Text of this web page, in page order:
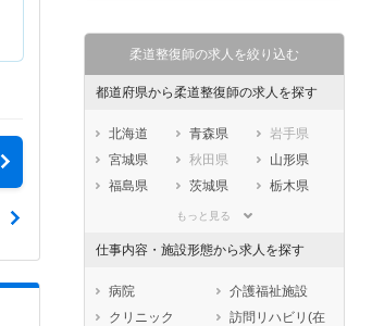
柔道整復師の求人を絞り込む
都道府県から柔道整復師の求人を探す
北海道 青森県
岩手県
宮城県
秋田県
山形県
福島県
茨城県
栃木県
埼玉県
石川県
福井県
岐阜県
静岡県
愛知県
三重県
もっと見る
仕事内容・施設形態から求人を探す
病院
介護福祉施設
クリニック
訪問リハビリ(在